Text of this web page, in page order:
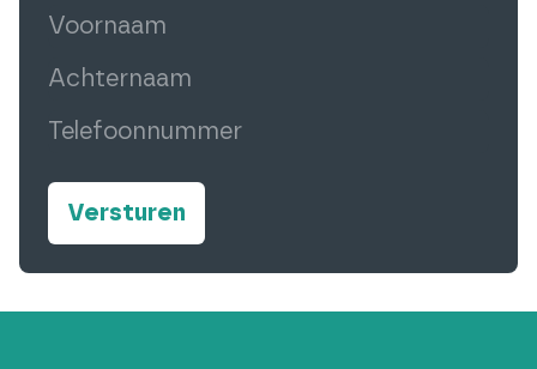
Voornaam
Achternaam
Telefoonnummer